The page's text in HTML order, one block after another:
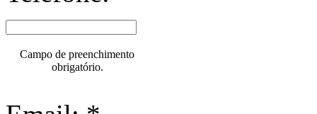
Campo de preenchimento
obrigatório.